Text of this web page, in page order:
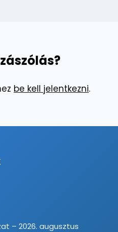
be kell jelentkezni.
– 2026. augusztus